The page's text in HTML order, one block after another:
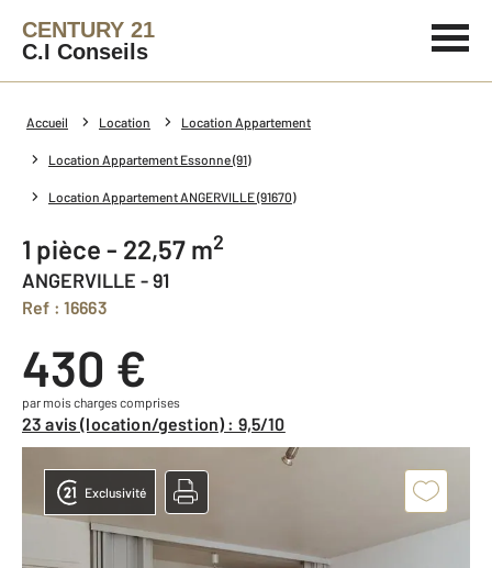
CENTURY 21
C.I Conseils
Accueil Location Location Appartement
Location Appartement Essonne (91)
Location Appartement ANGERVILLE (91670)
1 pièce - 22,57 m2
ANGERVILLE - 91
Ref : 16663
430 €
par mois charges comprises
23 avis (location/gestion) : 9,5/10
Exclusivité